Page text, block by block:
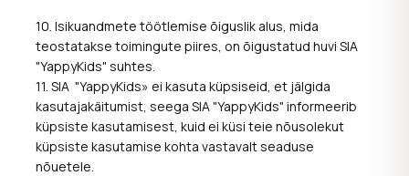
10. Isikuandmete töötlemise õiguslik alus, mida
teostatakse toimingute piires, on õigustatud huvi SIA
"YappyKids" suhtes.
11. SIA "YappyKids» ei kasuta küpsiseid, et jälgida
kasutajakäitumist, seega SIA "YappyKids" informeerib
küpsiste kasutamisest, kuid ei küsi teie nõusolekut
küpsiste kasutamise kohta vastavalt seaduse
nõuetele.